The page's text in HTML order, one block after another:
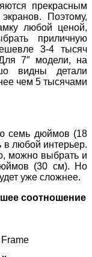
прекрасным
Поэтому,
любой ценой,
приличную
3-4 тысяч
7″ модели, на
видны детали
чем 5 тысячами
семь дюймов (18
в любой интерьер.
можно выбрать и
(30 см). Но
уже сложнее.
соотношение